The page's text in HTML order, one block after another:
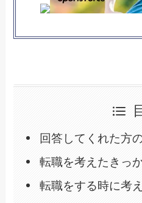
回答してくれた方
転職を考えたきっ
転職をする時に考